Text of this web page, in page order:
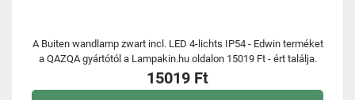
A Buiten wandlamp zwart incl. LED 4-lichts IP54 - Edwin terméket
a QAZQA gyártótól a Lampakin.hu oldalon 15019 Ft - ért találja.
15019 Ft